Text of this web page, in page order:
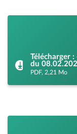
Télécharger
du
PDF, 2,21 Mo